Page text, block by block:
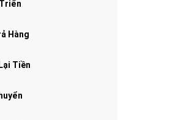
Hàng
Tiền